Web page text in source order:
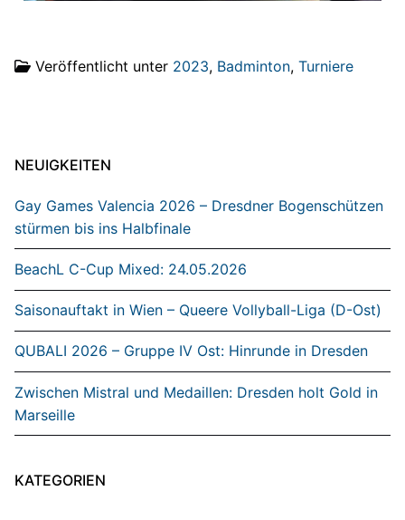
Veröffentlicht unter 2023, Badminton, Turniere
NEUIGKEITEN
Gay Games Valencia 2026 – Dresdner Bogenschützen
stürmen bis ins Halbfinale
BeachL C-Cup Mixed: 24.05.2026
Saisonauftakt in Wien – Queere Vollyball-Liga (D-Ost)
QUBALI 2026 – Gruppe IV Ost: Hinrunde in Dresden
Zwischen Mistral und Medaillen: Dresden holt Gold in
Marseille
KATEGORIEN